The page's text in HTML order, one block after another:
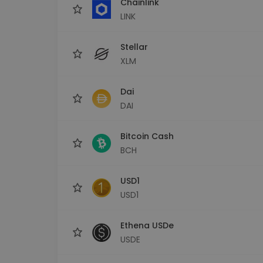
LINK
Stellar
XLM
Dai
DAI
Bitcoin Cash
BCH
USD1
USD1
Ethena USDe
USDE